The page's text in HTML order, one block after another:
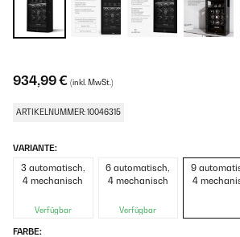
934,99 € (inkl. MwSt.)
ARTIKELNUMMER: 10046315
VARIANTE:
3 automatisch,
4 mechanisch
Verfügbar
6 automatisch,
4 mechanisch
Verfügbar
9
4
FARBE: